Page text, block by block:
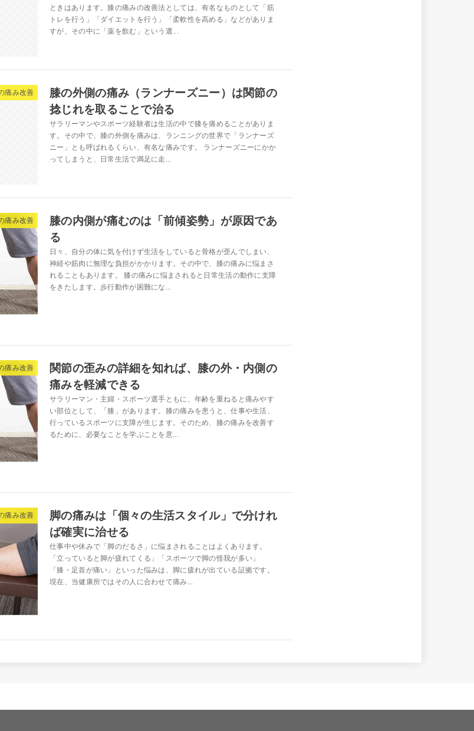
ときはあります。膝の痛みの改善法としては、有名なものとして「筋
トレを行う」「ダイエットを行う」「柔軟性を高める」などがありま
すが、その中に「薬を飲む」という選...
痛み改善
膝の外側の痛み（ランナーズニー）は関節の
捻じれを取ることで治る
サラリーマンやスポーツ経験者は生活の中で膝を痛めることがありま
す。その中で、膝の外側を痛みは、ランニングの世界で「ランナーズ
ニー」とも呼ばれるくらい、有名な痛みです。 ランナーズニーにかか
ってしまうと、日常生活で満足に走...
痛み改善
膝の内側が痛むのは「前傾姿勢」が原因であ
る
日々、自分の体に気を付けず生活をしていると骨格が歪んでしまい、
神経や筋肉に無理な負担がかかります。その中で、膝の痛みに悩まさ
れることもあります。 膝の痛みに悩まされると日常生活の動作に支障
をきたします。歩行動作が困難にな...
痛み改善
関節の歪みの詳細を知れば、膝の外・内側の
痛みを軽減できる
サラリーマン・主婦・スポーツ選手ともに、年齢を重ねると痛みやす
い部位として、「膝」があります。膝の痛みを患うと、仕事や生活、
行っているスポーツに支障が生じます。そのため、膝の痛みを改善す
るために、必要なことを学ぶことを意...
痛み改善
脚の痛みは「個々の生活スタイル」で分けれ
ば確実に治せる
仕事中や休みで「脚のだるさ」に悩まされることはよくあります。
「立っていると脚が疲れてくる」「スポーツで脚の怪我が多い」
「膝・足首が痛い」といった悩みは、脚に疲れが出ている証拠です。
現在、当健康所ではその人に合わせて痛み...